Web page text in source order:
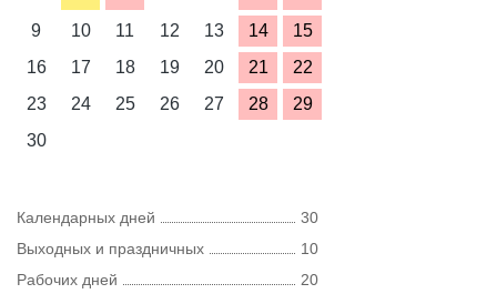
9
10 11 12 13 14
15
16
17 18 19 20 21
22
23
24 25 26 27 28
29
30
Календарных дней
30
Выходных и праздничных
10
Рабочих дней
20